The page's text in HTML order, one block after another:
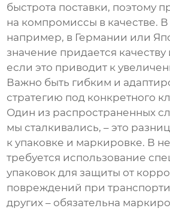
быстрота поставки, поэтому
на компромиссы в качестве. В
например, в Германии или
значение придается
если это приводит к
Важно быть гибким и
стратегию под конкретного
Один из распространенных
мы сталкивались, – это
к упаковке и маркировке. В
требуется использование
упаковок для защиты от
повреждений при
других – обязательна